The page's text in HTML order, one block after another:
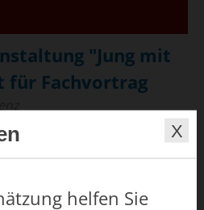
"Jung mit
für Fachvortrag
Uhr
Betreuungsverein e.V.,
im Sachsen Forum,
helfen Sie